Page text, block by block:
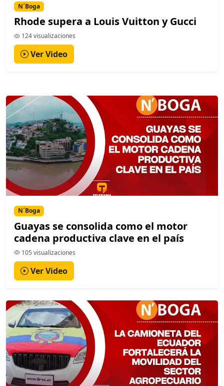
N´Boga
Rhode supera a Louis Vuitton y Gucci
124 visualizaciones
Ver Video
N´Boga
Guayas se consolida como el motor
cadena productiva clave en el país
105 visualizaciones
Ver Video